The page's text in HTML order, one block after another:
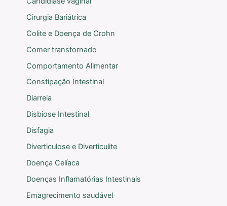
Cirurgia Bariátrica
Colite e Doença de Crohn
Comer transtornado
Comportamento Alimentar
Constipação Intestinal
Diarreia
Disbiose Intestinal
Disfagia
Diverticulose e Diverticulite
Doença Celíaca
Doenças Inflamatórias Intestinais
Emagrecimento saudável